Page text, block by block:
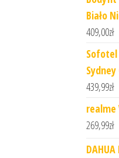
Biało
409,00zł
439,99zł
realme
269,99zł